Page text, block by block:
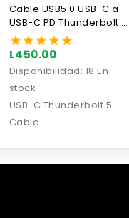
Cable USB5.0 USB-C a
USB-C PD Thunderbolt 4
8K 80Gbps 240W 1.5M
L450.00
Disponibilidad: 18 En
stock
USB-C Thunderbolt 5
Cable